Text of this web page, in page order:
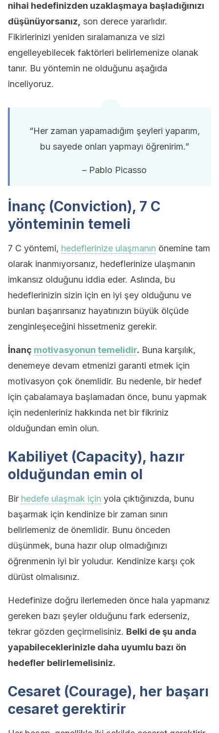
nihai hedefinizden uzaklaşmaya başladığınızı
düşünüyorsanız, son derece yararlıdır.
Fikirlerinizi yeniden sıralamanıza ve sizi
engelleyebilecek faktörleri belirlemenize olanak
tanır. Bu yöntemin ne olduğunu aşağıda
inceliyoruz.
“Her zaman yapamadığım şeyleri yaparım,
bu sayede onları yapmayı öğrenirim.”
– Pablo Picasso
İnanç (Conviction), 7 C
yönteminin temeli
7 C yöntemi, hedeflerinize ulaşmanın önemine tam
olarak inanmıyorsanız, hedeflerinize ulaşmanın
imkansız olduğunu iddia eder. Aslında, bu
hedeflerinizin sizin için en iyi şey olduğunu ve
bunları başarırsanız hayatınızın büyük ölçüde
zenginleşeceğini hissetmeniz gerekir.
İnanç motivasyonun temelidir. Buna karşılık,
denemeye devam etmenizi garanti etmek için
motivasyon çok önemlidir. Bu nedenle, bir hedef
için çabalamaya başlamadan önce, bunu yapmak
için nedenleriniz hakkında net bir fikriniz
olduğundan emin olun.
Kabiliyet (Capacity), hazır
olduğundan emin ol
Bir hedefe ulaşmak için yola çıktığınızda, bunu
başarmak için kendinize bir zaman sınırı
belirlemeniz de önemlidir. Bunu önceden
düşünmek, buna hazır olup olmadığınızı
öğrenmenin iyi bir yoludur. Kendinize karşı çok
dürüst olmalısınız.
Hedefinize doğru ilerlemeden önce hala yapmanız
gereken bazı şeyler olduğunu fark ederseniz,
tekrar gözden geçirmelisiniz. Belki de şu anda
yapabileceklerinizle daha uyumlu bazı ön
hedefler belirlemelisiniz.
Cesaret (Courage), her başarı
cesaret gerektirir